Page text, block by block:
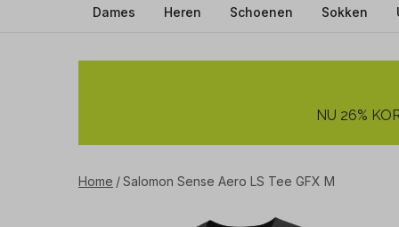
Dames Heren Schoenen Sokken
Salomon
Aero
NU 26%
Home Salomon Sense Aero LS Tee GFX M